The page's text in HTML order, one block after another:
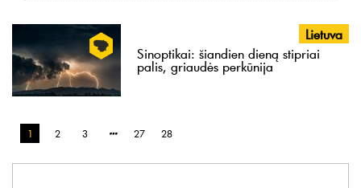
Lietuva
Sinoptikai: šiandien dieną stipriai
palis, griaudės perkūnija
1 2 3 27 28